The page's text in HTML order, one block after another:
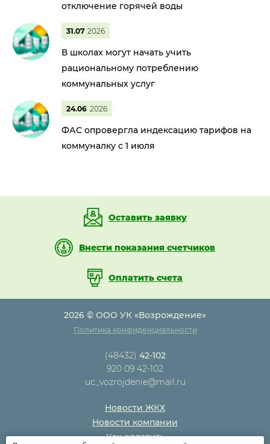
отключение горячей воды
31.07 2026
В школах могут начать учить
рациональному потреблению
коммунальных услуг
24.06 2026
ФАС опровергла индексацию тарифов на
коммуналку с 1 июля
Оставить заявку
Внести показания счетчиков
Оплатить счета
2026 © ООО УК «Возрождение»
Политика конфиденциальности
(48432) 42-102
920 09 42-102
uc_vozrojdenie@mail.ru
Новости ЖКХ
Новости компании
Как оплатить